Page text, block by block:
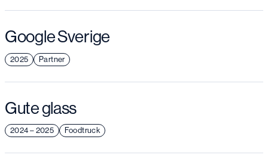
Google Sverige
2025 Partner
Gute glass
2024 – 2025 Foodtruck